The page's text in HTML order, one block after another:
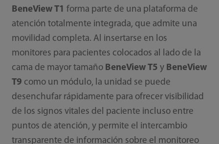
BeneView T1 forma parte de una plataforma de
atención totalmente integrada, que admite una
movilidad completa. Al insertarse en los
monitores para pacientes colocados al lado de la
cama de mayor tamaño BeneView T5 y BeneView
T9 como un módulo, la unidad se puede
desenchufar rápidamente para ofrecer visibilidad
de los signos vitales del paciente incluso entre
puntos de atención, y permite el intercambio
transparente de información sobre el monitoreo